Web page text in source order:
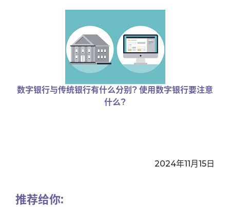
数字银行与传统银行有什么分别? 使用数字银行要注意
什么?
2024年11月15日
推荐给你: